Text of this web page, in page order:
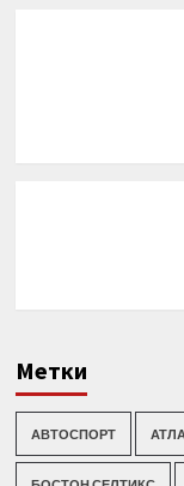
Метки
АВТОСПОРТ